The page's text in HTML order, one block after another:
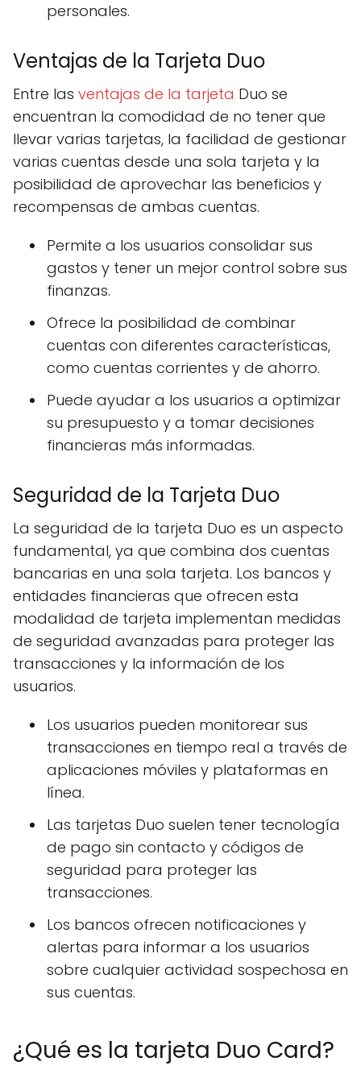
personales.
Ventajas de la Tarjeta Duo
Entre las ventajas de la tarjeta Duo se
encuentran la comodidad de no tener que
llevar varias tarjetas, la facilidad de gestionar
varias cuentas desde una sola tarjeta y la
posibilidad de aprovechar las beneficios y
recompensas de ambas cuentas.
Permite a los usuarios consolidar sus
gastos y tener un mejor control sobre sus
finanzas.
Ofrece la posibilidad de combinar
cuentas con diferentes características,
como cuentas corrientes y de ahorro.
Puede ayudar a los usuarios a optimizar
su presupuesto y a tomar decisiones
financieras más informadas.
Seguridad de la Tarjeta Duo
La seguridad de la tarjeta Duo es un aspecto
fundamental, ya que combina dos cuentas
bancarias en una sola tarjeta. Los bancos y
entidades financieras que ofrecen esta
modalidad de tarjeta implementan medidas
de seguridad avanzadas para proteger las
transacciones y la información de los
usuarios.
Los usuarios pueden monitorear sus
transacciones en tiempo real a través de
aplicaciones móviles y plataformas en
línea.
Las tarjetas Duo suelen tener tecnología
de pago sin contacto y códigos de
seguridad para proteger las
transacciones.
Los bancos ofrecen notificaciones y
alertas para informar a los usuarios
sobre cualquier actividad sospechosa en
sus cuentas.
¿Qué es la tarjeta Duo Card?